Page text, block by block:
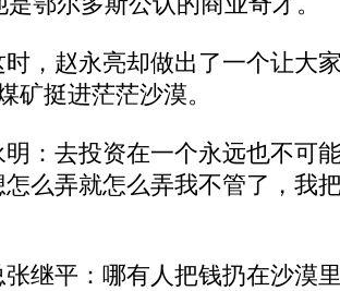
赵永亮却做出了一个让大
矿挺进茫茫沙漠。
去投资在一个永远也不可
怎么弄就怎么弄我不管了，我
平：哪有人把钱扔在沙漠